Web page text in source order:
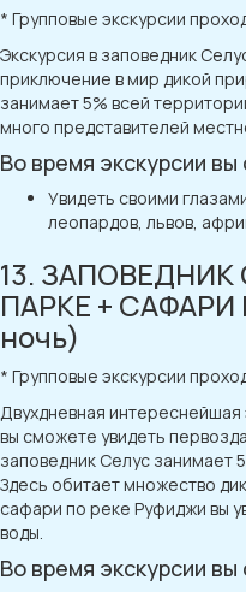
* Групповые экскурсии
Экскурсия в заповедник
приключение в мир дикой
занимает 5% всей
много представителей
Во время экскурсии
Увидеть своими
леопардов, львов,
13.
ПАРКЕ + САФАРИ
ночь)
* Групповые экскурсии
Двухдневная интереснейшая
вы сможете увидеть
заповедник Селус занимает
Здесь обитает множество
сафари по реке Руфиджи вы
воды.
Во время экскурсии